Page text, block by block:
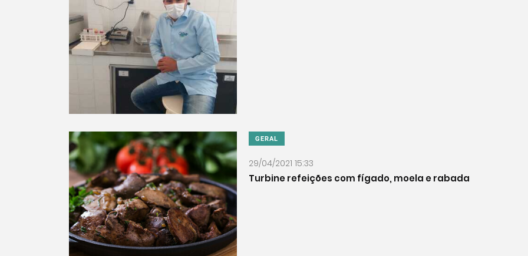
GERAL
29/04/2021 15:33
Turbine refeições com fígado, moela e rabada